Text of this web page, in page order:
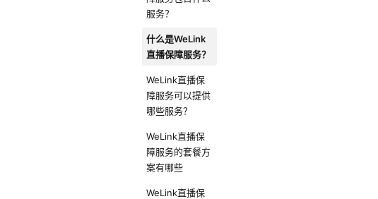
服务？
什么是WeLink
直播保障服务？
WeLink直播保
障服务可以提供
哪些服务？
WeLink直播保
障服务的套餐方
案有哪些
WeLink直播保